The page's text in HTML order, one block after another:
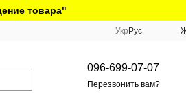
товара"
Укр Рус
096-699-07-07
Перезвонить вам?